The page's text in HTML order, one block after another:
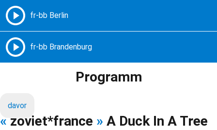
Freie Radios – Berlin Brandenburg
Programm
davor
« zoviet*france » A Duck In A Tree